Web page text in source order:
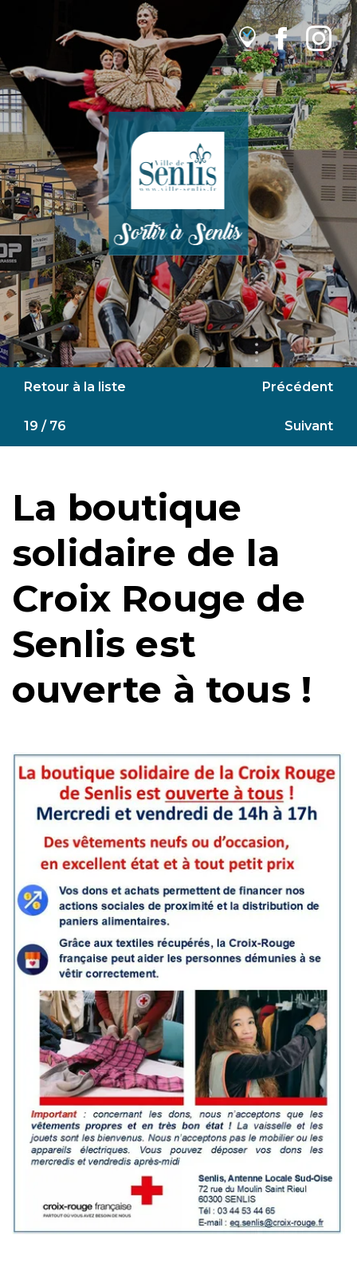
Retour à la liste Précédent
19 / 76 Suivant
La boutique
solidaire de la
Croix Rouge de
Senlis est
ouverte à tous !